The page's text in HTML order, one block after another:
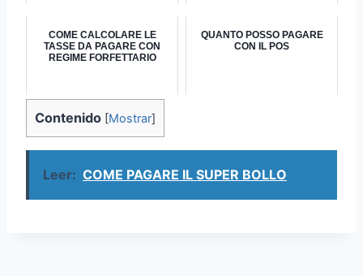
COME CALCOLARE LE
TASSE DA PAGARE CON
REGIME FORFETTARIO
QUANTO POSSO PAGARE
CON IL POS
Contenido [Mostrar]
Leer: COME PAGARE IL SUPER BOLLO